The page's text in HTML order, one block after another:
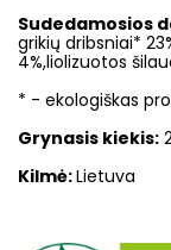
Sudedamosios
grikių dribsniai*
4%,liolizuotos
* - ekologiškas
Grynasis kiekis:
Kilmė:Lietuva